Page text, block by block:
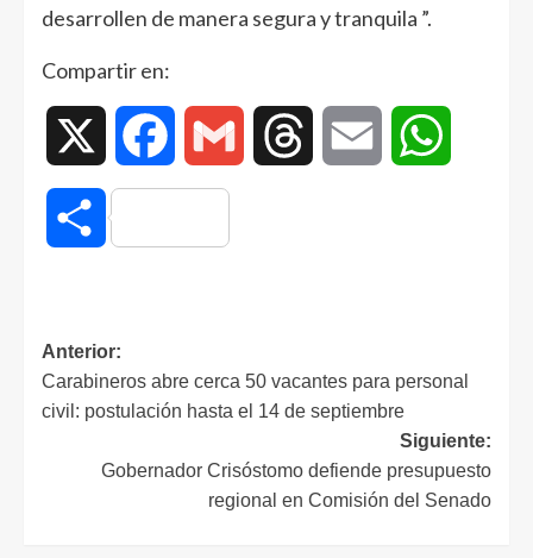
desarrollen de manera segura y tranquila ”.
Compartir en:
Facebook Gmail Threads Email
Compartir
Anterior:
Carabineros abre cerca 50 vacantes para personal
civil: postulación hasta el 14 de septiembre
Siguiente:
Gobernador Crisóstomo defiende presupuesto
regional en Comisión del Senado